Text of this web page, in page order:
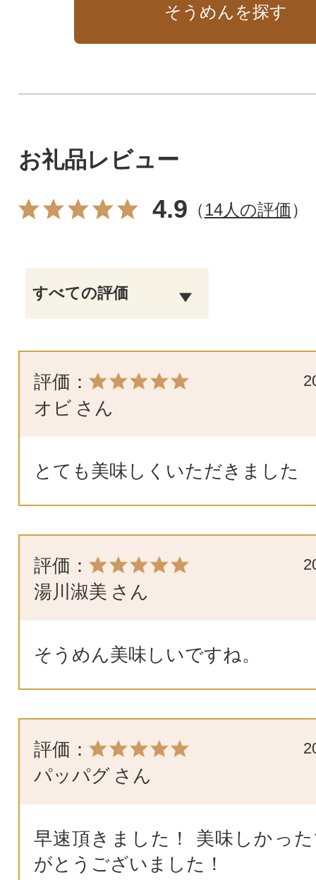
そうめんを探す
お礼品レビュー
4.9 （14人の評価）
評価：
オビ さん
とても美味しくいただきました
評価：
湯川淑美 さん
そうめん美味しいですね。
評価：
パッパグ さん
早速頂きました！ 美味しかっ
がとうございました！